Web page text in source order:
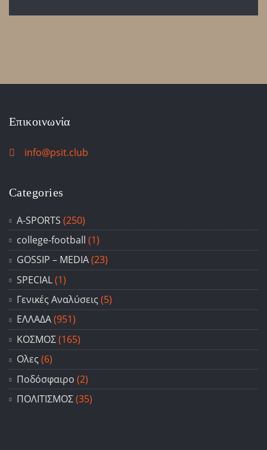
Επικοινωνία
info@psit.club
Categories
A-SPORTS (250)
college-football (1)
GOSSIP – ΜΕDIA(23)
SPECIAL(1)
Γενικές Αναλύσεις (5)
ΕΛΛΑΔΑ(951)
ΚΟΣΜΟΣ(165)
Ολες (6)
Ποδόσφαιρο (2)
ΠΟΛΙΤΙΣΜΟΣ(35)